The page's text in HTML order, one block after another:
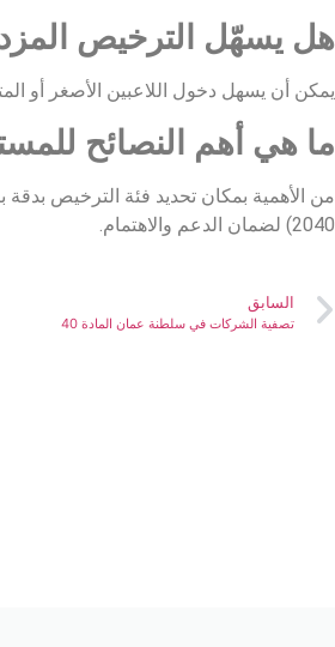
هل يسهّل الترخيص
يمكن أن يسهل دخول اللاعبين الأصغر أو
ما هي أهم النصائح
من الأهمية بمكان تحديد فئة الترخيص
2040) لضمان الدعم والاهتمام.
السابق
تصفية الشركات في سلطنة عمان المادة 40